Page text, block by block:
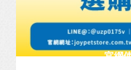
官網